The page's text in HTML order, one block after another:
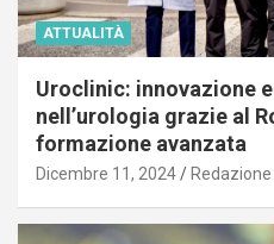
ATTUALITÀ
Uroclinic: innovazione
nell’urologia grazie al
formazione avanzata
Dicembre 11, 2024